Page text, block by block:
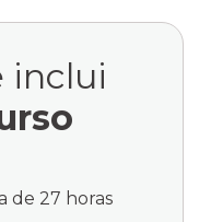
inclui
de 27 horas